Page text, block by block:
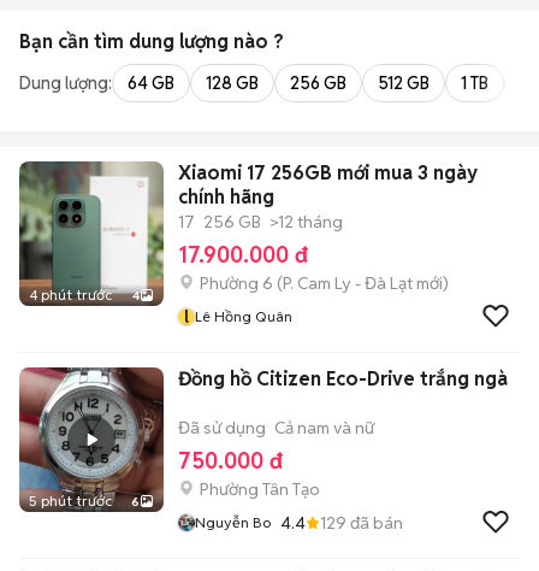
Bạn cần tìm dung lượng nào ?
Dung lượng: 64 GB 128 GB 256 GB 512 GB 1 TB
4 phút trước 4
Xiaomi 17 256GB mới mua 3 ngày
chính hãng
17 256 GB >12 tháng
17.900.000 đ
Phường 6 (P. Cam Ly - Đà Lạt mới)
l Lê Hồng Quân
5 phút trước 6
Đồng hồ Citizen Eco-Drive trắng ngà
Đã sử dụng Cả nam và nữ
750.000 đ
Phường Tân Tạo
Nguyễn Bo 4.4 129 đã bán